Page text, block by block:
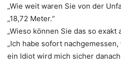
„Wie weit waren Sie von der
„18,72 Meter.“
„Wieso können Sie das so exakt
„Ich habe sofort
ein Idiot wird mich sicher